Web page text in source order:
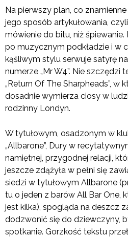
Na pierwszy plan, co znamienne
jego sposób artykułowania,
mówienie do bitu, niż
po muzycznym podkładzie i w
kąśliwym stylu serwuje satyrę
numerze „Mr W4”. Nie szczędzi
„Return Of The Sharpheads”, w
dosadnie wymierza ciosy w
rodzinny Londyn.
W tytułowym, osadzonym w
„Allbarone”, Dury w
namiętnej, przygodnej relacji,
jeszcze zdążyła w pełni się
siedzi w tytułowym Allbarone
tu o jeden z barów All Bar One,
jest kilka), spogląda na deszcz
dodzwonić się do dziewczyny,
spotkanie. Gorzkość tekstu